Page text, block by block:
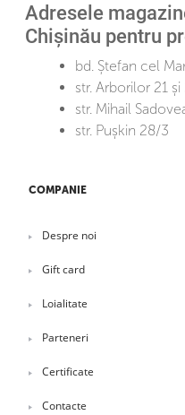
Adresele
Chișinău pentru
bd. Ștefan cel
str. Arborilor 21 și
str. Mihail
str. Pușkin 28/3
COMPANIE
Despre noi
Gift card
Loialitate
Parteneri
Certificate
Contacte